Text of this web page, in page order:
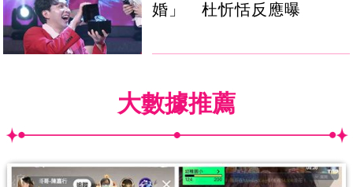
婚」 杜忻恬反應曝
大數據推薦